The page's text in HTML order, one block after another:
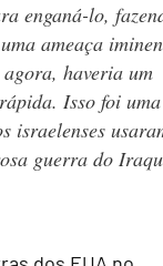
enganá-lo,
ameaça
agora, haveria um
Isso foi uma
israelenses
guerra do